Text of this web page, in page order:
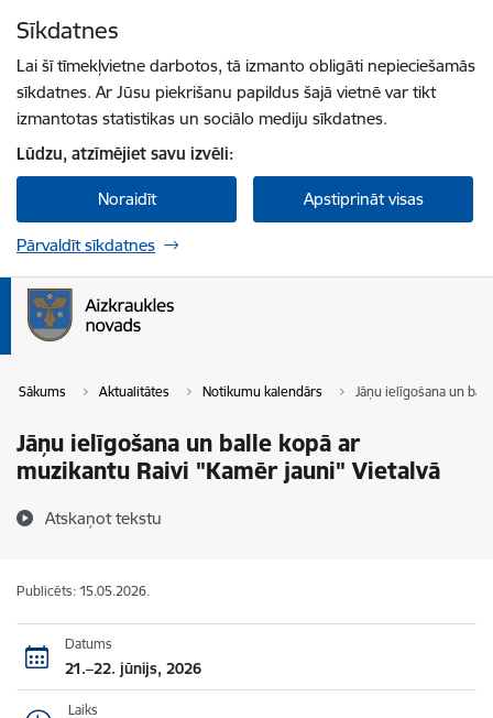
Sīkdatnes
Lai šī tīmekļvietne darbotos, tā izmanto obligāti nepieciešamās
sīkdatnes. Ar Jūsu piekrišanu papildus šajā vietnē var tikt
izmantotas statistikas un sociālo mediju sīkdatnes.
Lūdzu, atzīmējiet savu izvēli:
Noraidīt Apstiprināt visas
Pārvaldīt sīkdatnes
Sākums Aktualitātes Notikumu kalendārs Jāņu ielīgošana un
Jāņu ielīgošana un balle kopā ar
muzikantu Raivi "Kamēr jauni" Vietalvā
Atskaņot tekstu
Publicēts: 15.05.2026.
Datums
21.–22. jūnijs, 2026
Laiks